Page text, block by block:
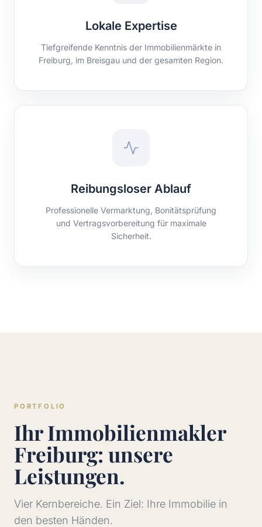
Lokale Expertise
Tiefgreifende Kenntnis der Immobilienmärkte in
Freiburg, im Breisgau und der gesamten Region.
Reibungsloser Ablauf
Professionelle Vermarktung, Bonitätsprüfung
und Vertragsvorbereitung für maximale
Sicherheit.
PORTFOLIO
Ihr Immobilienmakler
Freiburg: unsere
Leistungen.
Vier Kernbereiche. Ein Ziel: Ihre Immobilie in
den besten Händen.